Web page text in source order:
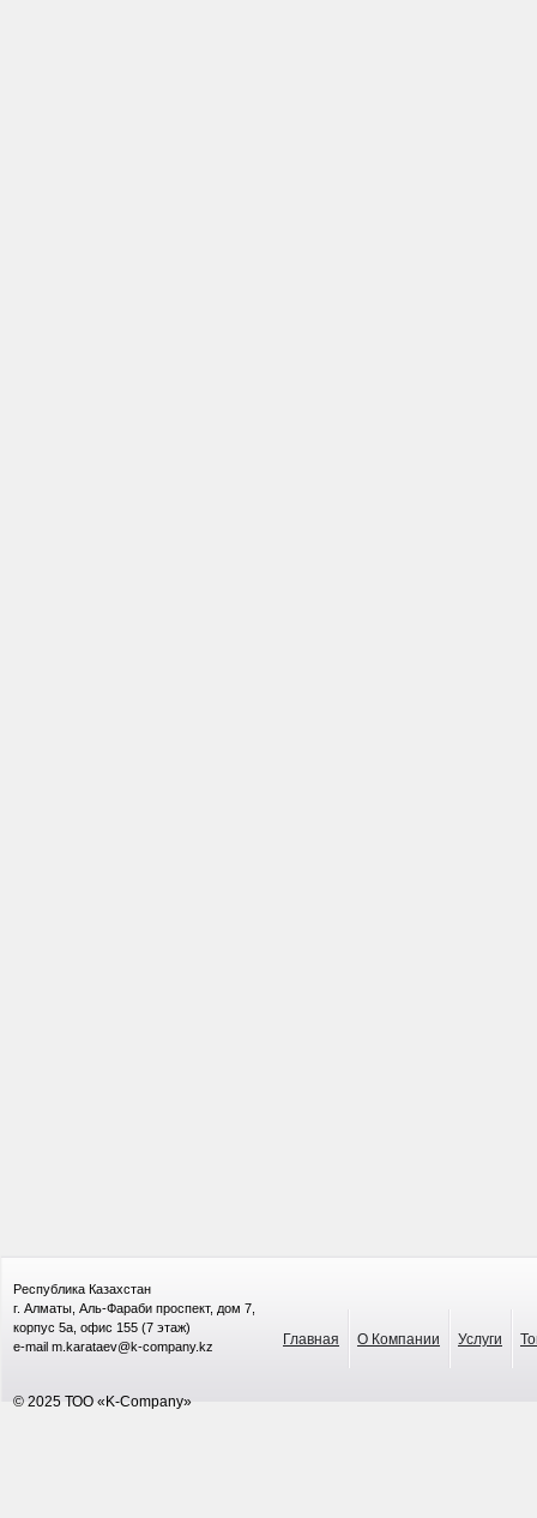
Республика Казахстан
г. Алматы, Аль-Фараби проспект, дом 7,
корпус 5а, офис 155 (7 этаж)
e-mail m.karataev@k-company.kz
© 2025 ТОО «K-Company»
Главная О Компании Услуги